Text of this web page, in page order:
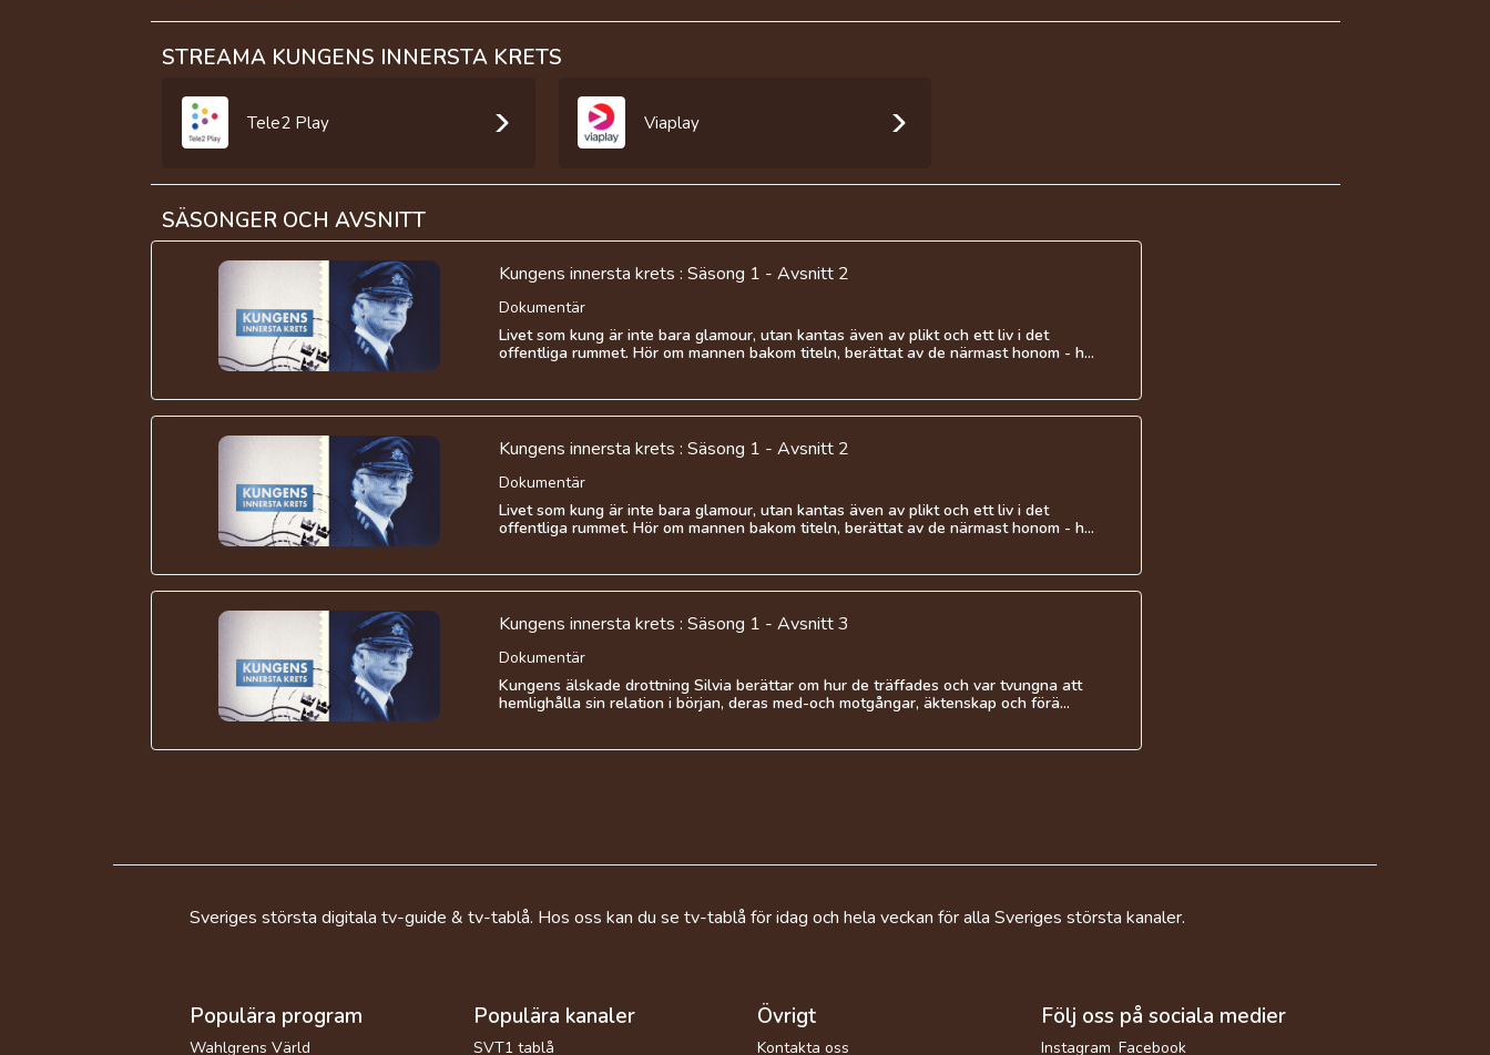
STREAMA KUNGENS INNERSTA KRETS
Tele2 Play Viaplay
SÄSONGER OCH AVSNITT
Kungens innersta krets : Säsong 1 - Avsnitt 2
Dokumentär
Livet som kung är inte bara glamour, utan kantas även av plikt och ett liv i det
offentliga rummet. Hör om mannen bakom titeln, berättat av de närmast honom - h...
Kungens innersta krets : Säsong 1 - Avsnitt 2
Dokumentär
Livet som kung är inte bara glamour, utan kantas även av plikt och ett liv i det
offentliga rummet. Hör om mannen bakom titeln, berättat av de närmast honom - h...
Kungens innersta krets : Säsong 1 - Avsnitt 3
Dokumentär
Kungens älskade drottning Silvia berättar om hur de träffades och var tvungna att
hemlighålla sin relation i början, deras med-och motgångar, äktenskap och förä...
Sveriges största digitala tv-guide & tv-tablå. Hos oss kan du se tv-tablå för idag och hela veckan för alla Sveriges största kanaler.
Populära program
Wahlgrens Värld
Populära kanaler
SVT1 tablå
Övrigt
Kontakta oss
Följ oss på sociala medier
Instagram Facebook